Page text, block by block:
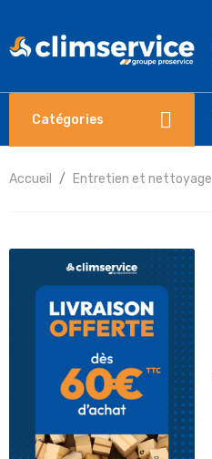
Catégories
Accueil Entretien et nettoyage